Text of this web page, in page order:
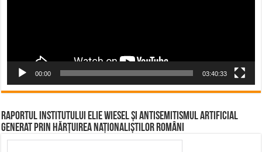
00:00 03:40:33
Raportul Institutului Elie Wiesel și Antisemitismul Artificial
Generat prin Hărțuirea Naționaliștilor Români